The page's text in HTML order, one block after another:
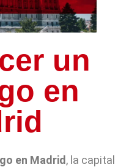
un
en
en Madrid, la capital